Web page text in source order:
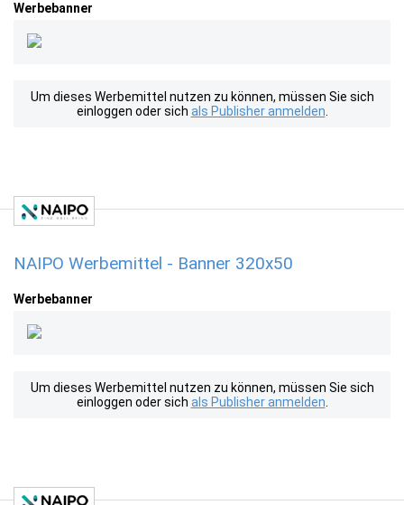
Werbebanner
Um dieses Werbemittel nutzen zu können, müssen Sie sich
einloggen oder sich als Publisher anmelden
NAIPO Werbemittel - Banner 320x50
Werbebanner
Um dieses Werbemittel nutzen zu können, müssen Sie sich
einloggen oder sich als Publisher anmelden